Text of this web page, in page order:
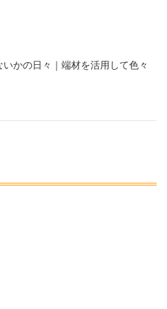
かの日々｜端材を活用して色々